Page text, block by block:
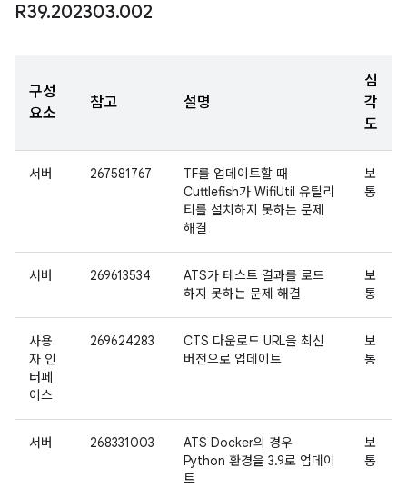
R39.202303.002
구성
요소
참고 설명
심
각
도
서버 267581767
TF를 업데이트할 때
Cuttlefish가 WifiUtil 유틸리
티를 설치하지 못하는 문제
해결
보
통
서버 269613534
ATS가 테스트 결과를 로드
하지 못하는 문제 해결
보
통
사용
자 인
터페
이스
269624283
CTS 다운로드 URL을 최신
버전으로 업데이트
보
통
서버 268331003
ATS Docker의 경우
Python 환경을 3.9로 업데이
트
보
통